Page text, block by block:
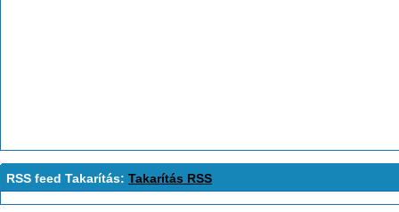
RSS feed Takarítás: Takarítás RSS